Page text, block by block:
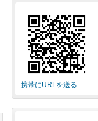
携帯にURLを送る